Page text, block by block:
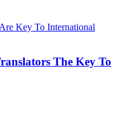
The Key To